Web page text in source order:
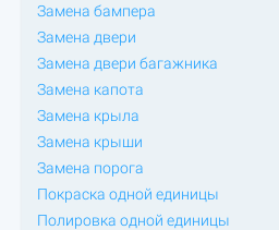
Замена бампера
Замена двери
Замена двери багажника
Замена капота
Замена крыла
Замена крыши
Замена порога
Покраска одной единицы
Полировка одной единицы